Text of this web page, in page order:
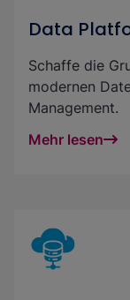
Data
Schaffe die
modernen
Management.
Mehr lesen